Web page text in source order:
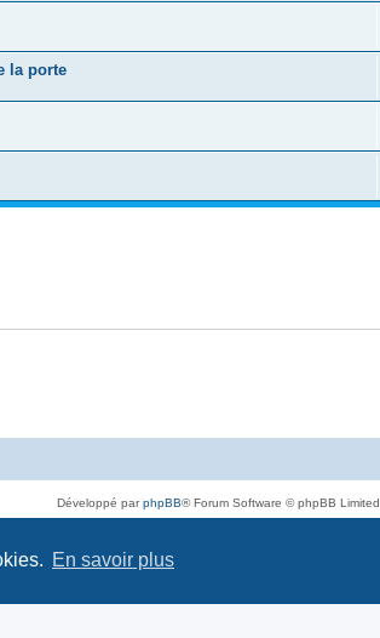
En savoir plus
la porte
Développé parphpBB® Forum Software © phpBB Limited